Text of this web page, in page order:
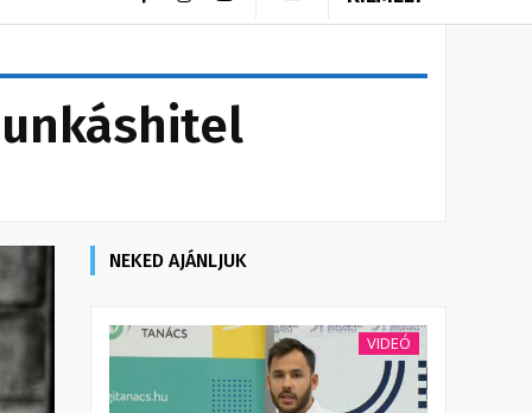
NEKED AJÁNLJUK
VIDEÓ